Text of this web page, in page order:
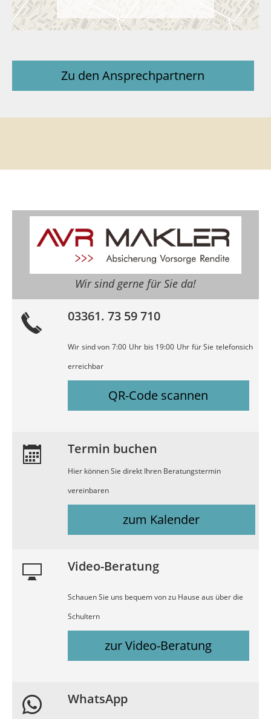
Zu den Ansprechpartnern
Wir sind gerne für Sie da!
03361. 73 59 710
Wir sind von 7:00 Uhr bis 19:00 Uhr für Sie telefonsich
erreichbar
QR-Code scannen
Termin buchen
Hier können Sie direkt Ihren Beratungstermin
vereinbaren
zum Kalender
Video-Beratung
Schauen Sie uns bequem von zu Hause aus über die
Schultern
zur Video-Beratung
WhatsApp